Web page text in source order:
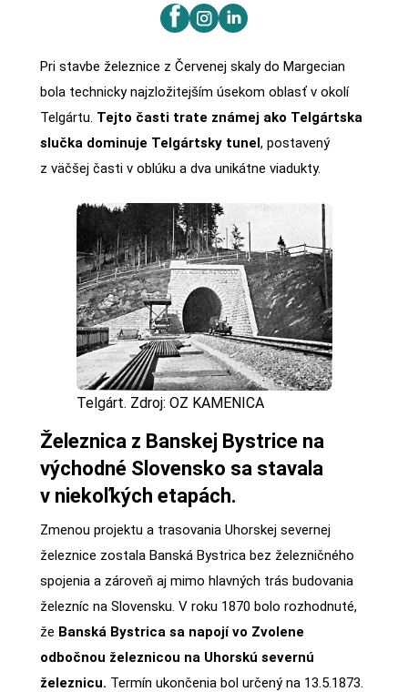
Pri stavbe železnice z Červenej skaly do Margecian
bola technicky najzložitejším úsekom oblasť v okolí
Telgártu. Tejto časti trate známej ako Telgártska
slučka dominuje Telgártsky tunel, postavený
z väčšej časti v oblúku a dva unikátne viadukty.
Telgárt. Zdroj: OZ KAMENICA
Železnica z Banskej Bystrice na
východné Slovensko sa stavala
v niekoľkých etapách.
Zmenou projektu a trasovania Uhorskej severnej
železnice zostala Banská Bystrica bez železničného
spojenia a zároveň aj mimo hlavných trás budovania
železníc na Slovensku. V roku 1870 bolo rozhodnuté,
že Banská Bystrica sa napojí vo Zvolene
odbočnou železnicou na Uhorskú severnú
železnicu. Termín ukončenia bol určený na 13.5.1873.